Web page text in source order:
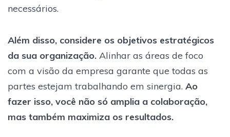
necessários.
Além disso, considere os objetivos estratégicos
da sua organização. Alinhar as áreas de foco
com a visão da empresa garante que todas as
partes estejam trabalhando em sinergia. Ao
fazer isso, você não só amplia a colaboração,
mas também maximiza os resultados.